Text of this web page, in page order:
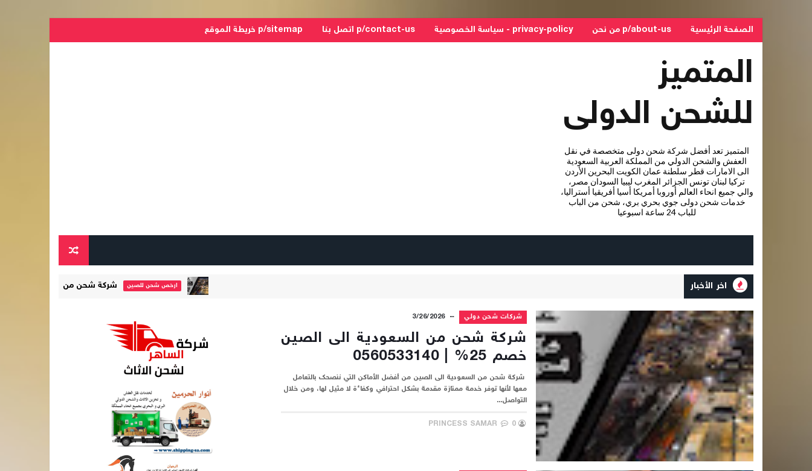
الصفحة الرئيسية p/about-us من نحن privacy-policy - سياسة الخصوصية p/contact-us اتصل بنا p/sitemap خريطة الموقع
المتميز
للشحن الدولى
المتميز تعد أفضل شركة شحن دولى متخصصة في نقل
العفش والشحن الدولي من المملكة العربية السعودية
الى الامارات قطر سلطنة عمان الكويت البحرين الأردن
تركيا لبنان تونس الجزائر المغرب ليبيا السودان مصر،
والي جميع انحاء العالم أوروبا أمريكا أسيا أفريقيا أستراليا،
خدمات شحن دولى جوي بحري بري، شحن من الباب
للباب 24 ساعة اسبوعيا
اخر الأخبار ارخص شحن للصين شركة شحن من السعودية الى الصين خصم 25% |
شركات شحن دولي 3/26/2026
شركة شحن من السعودية الى الصين
خصم 25% | 0560533140
شركة شحن من السعودية الى الصين من أفضل الأماكن التي ننصحك بالتعامل
معها لأنها توفر خدمة ممتازة مقدمة بشكل احترافي وكفاءة لا مثيل لها، ومن خلال
التواصل...
PRINCESS SAMAR 0